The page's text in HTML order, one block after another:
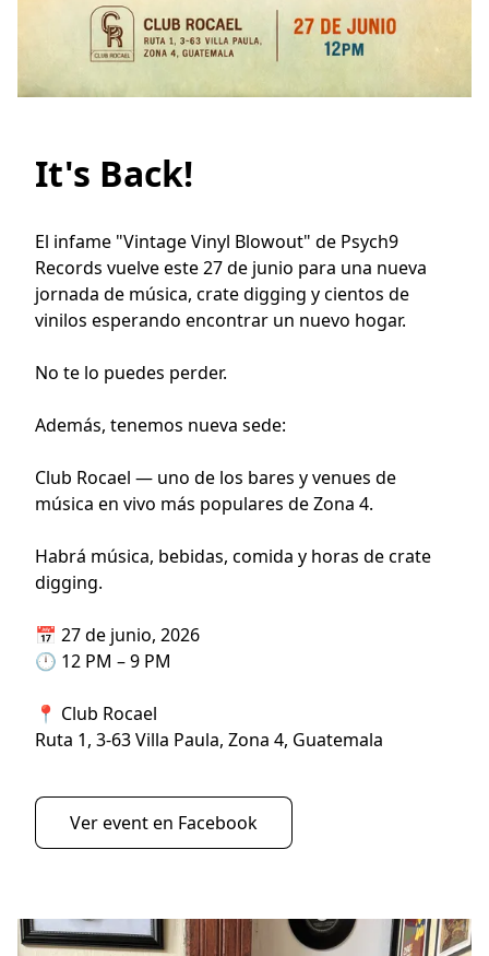
It's Back!
El infame "Vintage Vinyl Blowout" de Psych9
Records vuelve este 27 de junio para una nueva
jornada de música, crate digging y cientos de
vinilos esperando encontrar un nuevo hogar.
No te lo puedes perder.
Además, tenemos nueva sede:
Club Rocael — uno de los bares y venues de
música en vivo más populares de Zona 4.
Habrá música, bebidas, comida y horas de crate
digging.
📅 27 de junio, 2026
🕛 12 PM – 9 PM
📍 Club Rocael
Ruta 1, 3-63 Villa Paula, Zona 4, Guatemala
Ver event en Facebook